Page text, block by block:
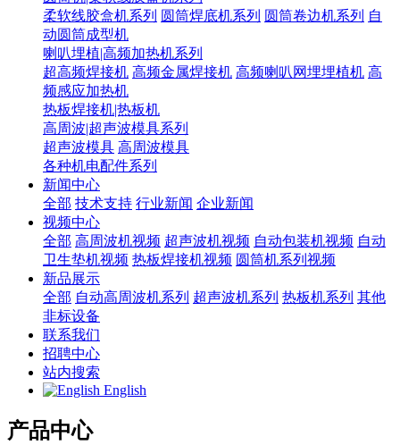
柔软线胶盒机系列 圆筒焊底机系列 圆筒卷边机系列 自
动圆筒成型机
喇叭埋植|高频加热机系列
超高频焊接机 高频金属焊接机 高频喇叭网埋埋植机 高
频感应加热机
热板焊接机|热板机
高周波|超声波模具系列
超声波模具 高周波模具
各种机电配件系列
新闻中心
全部 技术支持 行业新闻 企业新闻
视频中心
全部 高周波机视频 超声波机视频 自动包装机视频 自动
卫生垫机视频 热板焊接机视频 圆筒机系列视频
新品展示
全部 自动高周波机系列 超声波机系列 热板机系列 其他
非标设备
联系我们
招聘中心
站内搜索
English
产品中心